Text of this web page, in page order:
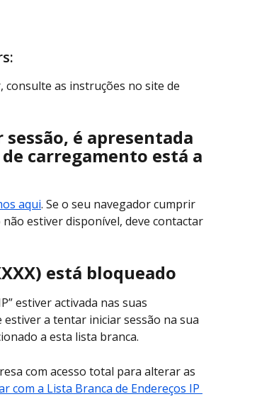
as instruções no site de
é apresentada
carregamento está a
aqui. Se o seu navegador cumprir
estiver disponível, deve contactar
está bloqueado
estiver activada nas suas
estiver a tentar iniciar sessão na sua
a esta lista branca.
com acesso total para alterar as
com a Lista Branca de Endereços IP